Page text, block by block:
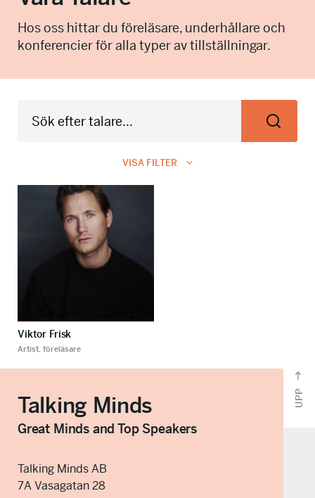
info@talkingminds.se
Hos oss hittar du föreläsare, underhållare och
konferencier för alla typer av tillställningar.
VISA FILTER
Viktor Frisk
Artist, föreläsare
Talking Minds
Great Minds and Top Speakers
Talking Minds AB
7A Vasagatan 28
UPP